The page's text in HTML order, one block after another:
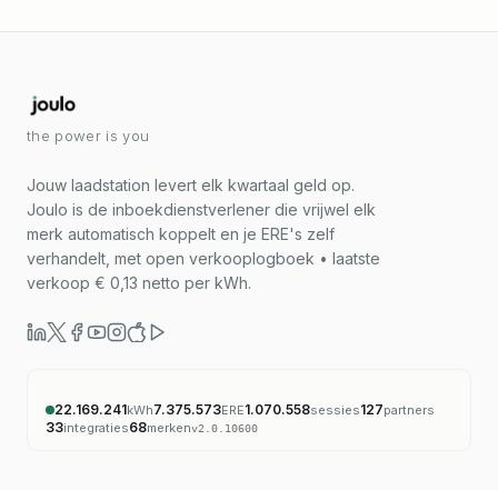
the power is you
Jouw laadstation levert elk kwartaal geld op.
Joulo is de inboekdienstverlener die vrijwel elk
merk automatisch koppelt en je ERE's zelf
verhandelt, met open verkooplogboek • laatste
verkoop € 0,13 netto per kWh.
22.169.241kWh7.375.573ERE1.070.558sessies127partners
33integraties68merkenv2.0.10600